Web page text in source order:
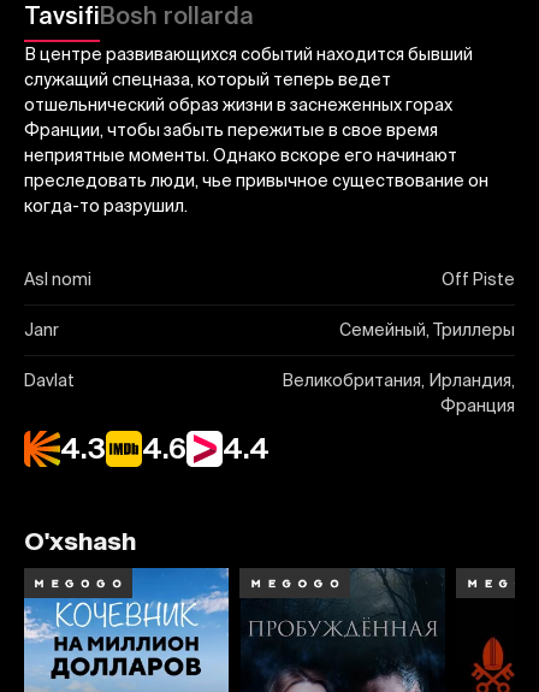
TavsifiBosh rollarda
В центре развивающихся событий находится бывший
служащий спецназа, который теперь ведет
отшельнический образ жизни в заснеженных горах
Франции, чтобы забыть пережитые в свое время
неприятные моменты. Однако вскоре его начинают
преследовать люди, чье привычное существование он
когда-то разрушил.
Asl nomi Off Piste
Janr Семейный, Триллеры
Davlat
Великобритания, Ирландия,
Франция
4.3 4.6 4.4
Yuborish
O'xshash
Bekor qilish